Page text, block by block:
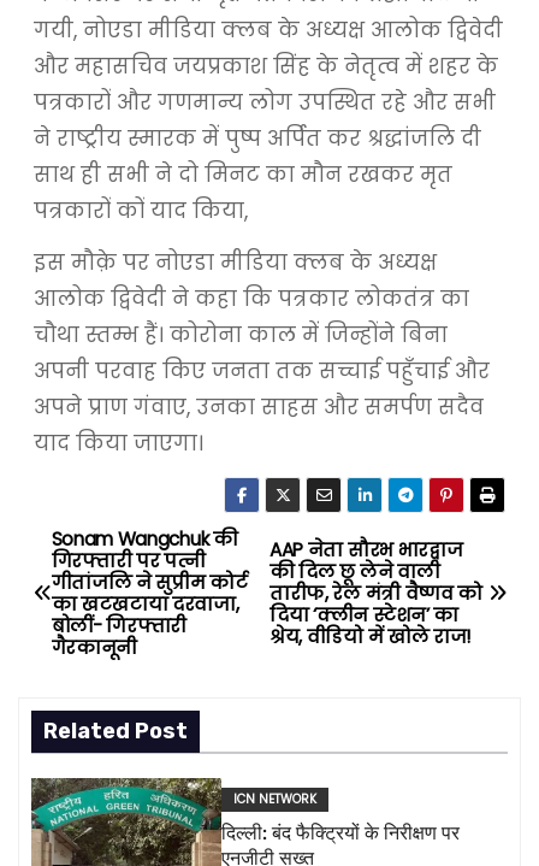
गयी, नोएडा मीडिया क्लब के अध्यक्ष आलोक द्विवेदी
और महासचिव जयप्रकाश सिंह के नेतृत्व में शहर के
पत्रकारों और गणमान्य लोग उपस्थित रहे और सभी
ने राष्ट्रीय स्मारक में पुष्प अर्पित कर श्रद्धांजलि दी
साथ ही सभी ने दो मिनट का मौन रखकर मृत
पत्रकारों कों याद किया,
इस मौक़े पर नोएडा मीडिया क्लब के अध्यक्ष
आलोक द्विवेदी ने कहा कि पत्रकार लोकतंत्र का
चौथा स्तम्भ हैं। कोरोना काल में जिन्होंने बिना
अपनी परवाह किए जनता तक सच्चाई पहुँचाई और
अपने प्राण गंवाए, उनका साहस और समर्पण सदैव
याद किया जाएगा।
P
o
s
t
n
a
v
AAP नेता सौरभ भारद्वाज
की दिल छू लेने वाली
तारीफ, रेल मंत्री वैष्णव को
दिया ‘क्लीन स्टेशन’ का
श्रेय, वीडियो में खोले राज!
Sonam Wangchuk की
गिरफ्तारी पर पत्नी
गीतांजलि ने सुप्रीम कोर्ट
का खटखटाया दरवाजा,
बोलीं- गिरफ्तारी
गैरकानूनी
Related Post
ICN NETWORK
दिल्ली: बंद फैक्ट्रियों के निरीक्षण पर
एनजीटी सख्त